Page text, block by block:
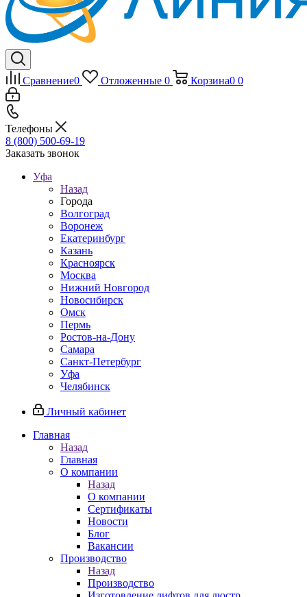
Сравнение0 Отложенные 0 Корзина0 0
Телефоны
8 (800) 500-69-19
Заказать звонок
Уфа
Назад
Города
Волгоград
Воронеж
Екатеринбург
Казань
Красноярск
Москва
Нижний Новгород
Новосибирск
Омск
Пермь
Ростов-на-Дону
Самара
Санкт-Петербург
Уфа
Челябинск
Личный кабинет
Главная
Назад
Главная
О компании
Назад
О компании
Сертификаты
Новости
Блог
Вакансии
Производство
Назад
Производство